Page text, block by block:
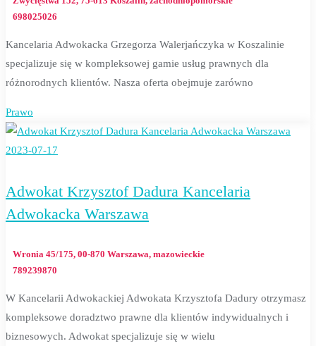
698025026
Kancelaria Adwokacka Grzegorza Walerjańczyka w Koszalinie
specjalizuje się w kompleksowej gamie usług prawnych dla
różnorodnych klientów. Nasza oferta obejmuje zarówno
Prawo
2023-07-17
Adwokat Krzysztof Dadura Kancelaria
Adwokacka Warszawa
Wronia 45/175, 00-870 Warszawa, mazowieckie
789239870
W Kancelarii Adwokackiej Adwokata Krzysztofa Dadury otrzymasz
kompleksowe doradztwo prawne dla klientów indywidualnych i
biznesowych. Adwokat specjalizuje się w wielu